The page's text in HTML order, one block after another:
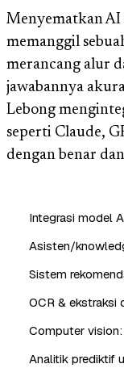
Menyematkan
memanggil
merancang alur
jawabannya
Lebong
seperti Claude,
dengan benar
Integrasi model
Asisten/
Sistem
OCR & ekstraksi
Computer
Analitik prediktif